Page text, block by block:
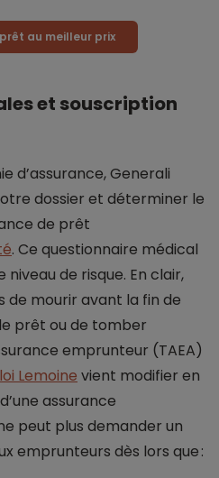
au meilleur prix
et souscription
d’assurance, Generali
dossier et déterminer le
de prêt
. Ce questionnaire médical
de risque. En clair,
de mourir avant la fin de
prêt ou de tomber
emprunteur (TAEA)
loi Lemoine vient modifier en
assurance
peut plus demander un
emprunteurs dès lors que :